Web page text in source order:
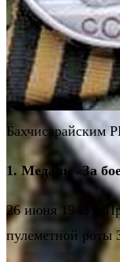
Бахчисарайским
1. Медаль «За
26 июня 1943 г.
пулеметной роты